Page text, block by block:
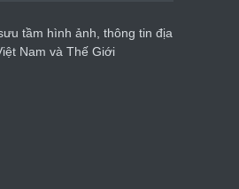
tầm hình ảnh, thông tin địa
Nam và Thế Giới